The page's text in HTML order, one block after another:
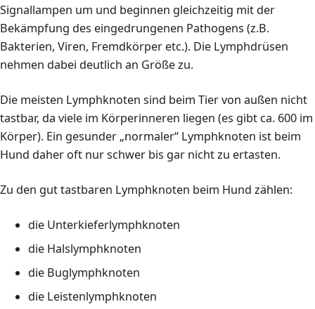
Signallampen um und beginnen gleichzeitig mit der
Bekämpfung des eingedrungenen Pathogens (z.B.
Bakterien, Viren, Fremdkörper etc.). Die Lymphdrüsen
nehmen dabei deutlich an Größe zu.
Die meisten Lymphknoten sind beim Tier von außen nicht
tastbar, da viele im Körperinneren liegen (es gibt ca. 600 im
Körper). Ein gesunder „normaler“ Lymphknoten ist beim
Hund daher oft nur schwer bis gar nicht zu ertasten.
Zu den gut tastbaren Lymphknoten beim Hund zählen:
die Unterkieferlymphknoten
die Halslymphknoten
die Buglymphknoten
die Leistenlymphknoten